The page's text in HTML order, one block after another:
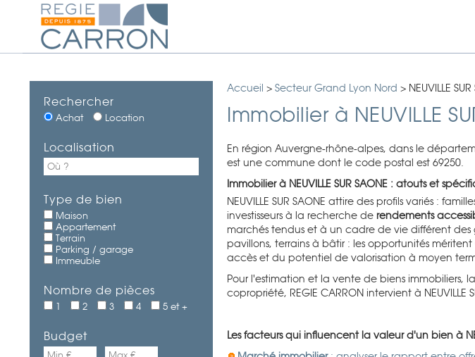
Rechercher
Achat Location
Localisation
Type de bien
Maison
Appartement
Terrain
Parking / garage
Immeuble
Nombre de pièces
1 2 3 4 5 et +
Budget
Accueil > Secteur Grand Lyon Nord > NEUVILLE
Immobilier à NEUVILLE
En région Auvergne-rhône-alpes, dans le
est une commune dont le code postal est 69250.
Immobilier à NEUVILLE SUR SAONE : atouts et
NEUVILLE SUR SAONE attire des profils variés :
investisseurs à la recherche de rendements
marchés tendus et à un cadre de vie différent
pavillons, terrains à bâtir : les opportunités
accès et du potentiel de valorisation à moyen
Pour l'estimation et la vente de biens
copropriété, REGIE CARRON intervient à NEUVILLE
Les facteurs qui influencent la valeur d'un bien à